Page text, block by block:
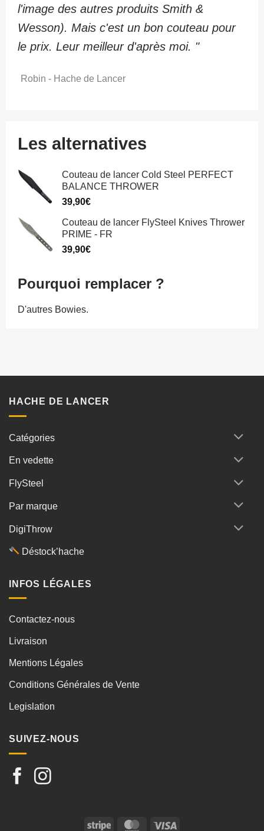
l'image des autres produits Smith &
Wesson). Mais c'est un bon couteau pour
le prix. Leur meilleur d'après moi. "
Robin - Hache de Lancer
Les alternatives
Couteau de lancer Cold Steel PERFECT
BALANCE THROWER
39,90€
Couteau de lancer FlySteel Knives Thrower
PRIME - FR
39,90€
Pourquoi remplacer ?
D'autres Bowies.
HACHE DE LANCER
Catégories
En vedette
FlySteel
Par marque
DigiThrow
Déstock’hache
INFOS LÉGALES
Contactez-nous
Livraison
Mentions Légales
Conditions Générales de Vente
Legislation
SUIVEZ-NOUS
Stripe MasterCard